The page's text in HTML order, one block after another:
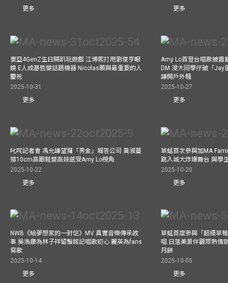
更多
更多
寰亞4GenZ生日開趴玩遊戲 江博熙打甩劉俊亨眼
鏡 E人成基哲變話題機器 Nicolas願與最重要的人
慶祝
2025-10-31
更多
Amy Lo首登台唱歌被震
DM 浸大同學仔破「Jay
謙開戶外騷
2025-10-27
更多
叱咤記者會 馮允謙望攞「男金」報答公司 黃淑蔓
撐10cm高跟鞋變高妹感受Amy Lo視角
2025-10-22
更多
草蜢首次參與加MA
跳入城大炸爆舞台 與學
2025-10-20
更多
NWB《給夢想家的一封信》MV 真實音樂傳承故
事 吳浩康為林子祥留鬚銘記唱歌初心 麗英為fans
寫歌
2025-10-14
更多
草蜢首度參與「超級草
唱 日落美景伴觀眾熱情
月餅
2025-10-05
更多